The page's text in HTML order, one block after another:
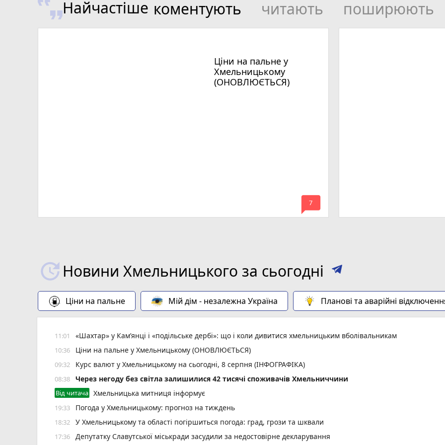
Найчастіше коментують читають поширюють
Ціни на пальне у
Хмельницькому
(ОНОВЛЮЄТЬСЯ)
mode_comment
7
Новини Хмельницького за сьогодні
Ціни на пальне Мій дім - незалежна Україна Планові та аварійні
11:01 «Шахтар» у Камʼянці і «подільське дербі»: що і коли дивитися хмельницьким вболівальникам
10:36 Ціни на пальне у Хмельницькому (ОНОВЛЮЄТЬСЯ)
09:32 Курс валют у Хмельницькому на сьогодні, 8 серпня (ІНФОГРАФІКА)
08:38 Через негоду без світла залишилися 42 тисячі споживачів Хмельниччини
Від читача Хмельницька митниця інформує
19:33 Погода у Хмельницькому: прогноз на тиждень
18:32 У Хмельницькому та області погіршиться погода: град, грози та шквали
17:36 Депутатку Славутської міськради засудили за недостовірне декларування